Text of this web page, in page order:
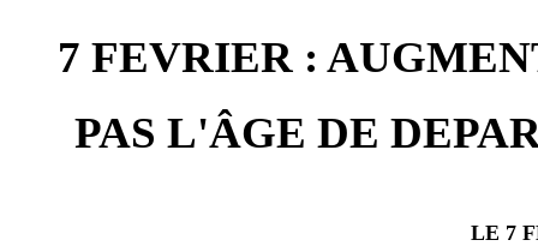
7 FEVRIER :
PAS L'ÂGE DE
LE 7